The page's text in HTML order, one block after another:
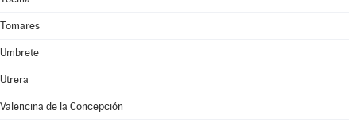
Tomares
Umbrete
Utrera
Valencina de la Concepción